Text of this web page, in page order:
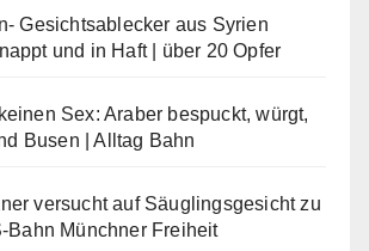
Gesichtsablecker aus Syrien
und in Haft | über 20 Opfer
Sex: Araber bespuckt, würgt,
Busen | Alltag Bahn
versucht auf Säuglingsgesicht zu
Bahn Münchner Freiheit